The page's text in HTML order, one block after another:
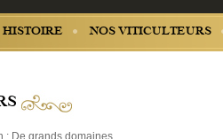
HISTOIRE NOS VITICULTEURS
: De grands domaines